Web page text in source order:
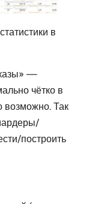
в
—
чётко в
возможно. Так
построить